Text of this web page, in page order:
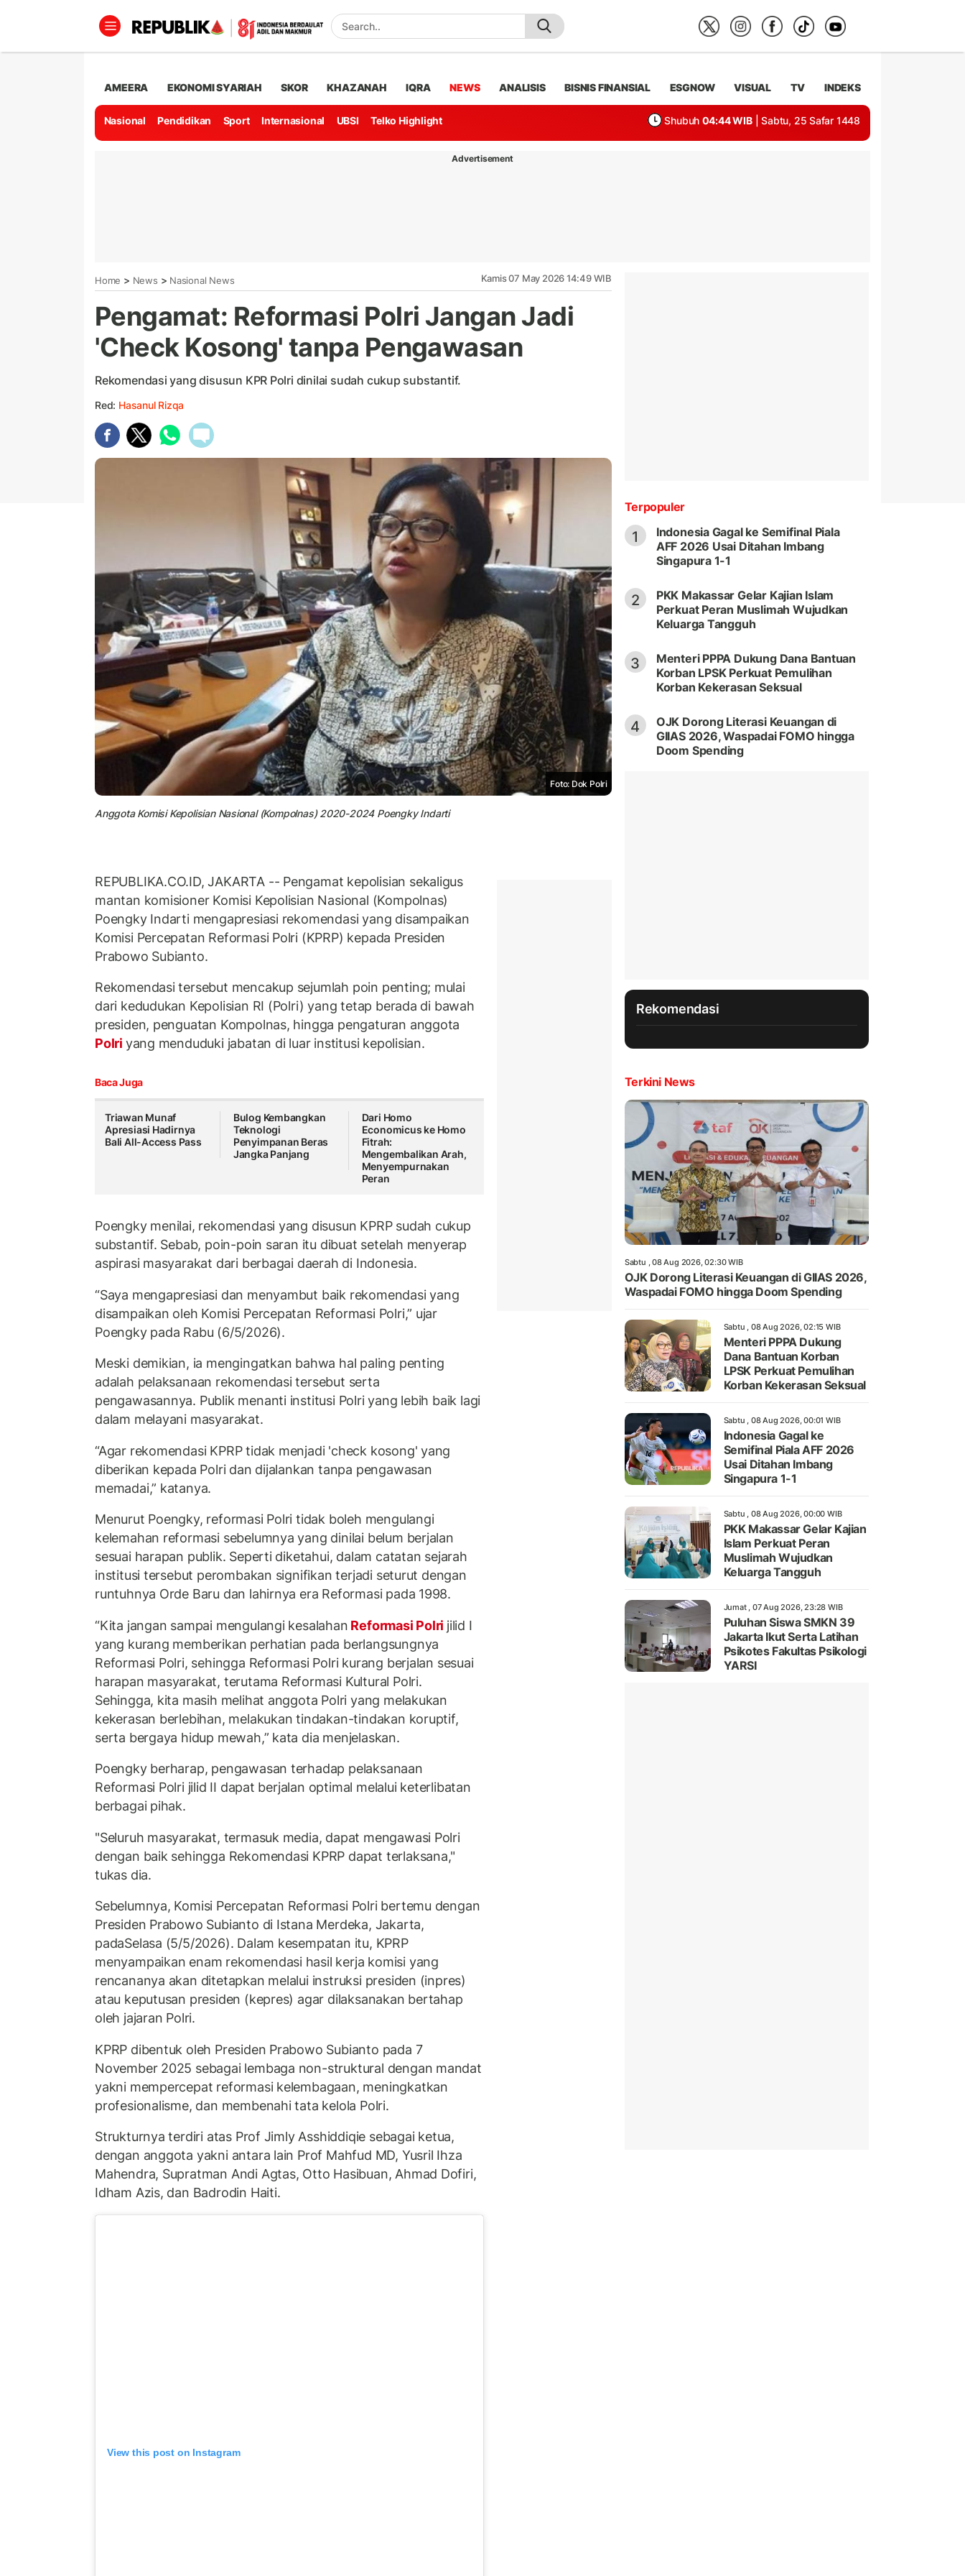
AMEERA EKONOMI SYARIAH SKOR KHAZANAH IQRA NEWS ANALISIS BISNIS FINANSIAL ESGNOW VISUAL TV INDEKS
Nasional Pendidikan Sport Internasional UBSI Telko Highlight Shubuh 04:44 WIB | Sabtu, 25 Safar 1448
Advertisement
Home > News > Nasional News Kamis 07 May 2026 14:49 WIB
Pengamat: Reformasi Polri Jangan Jadi
'Check Kosong' tanpa Pengawasan
Rekomendasi yang disusun KPR Polri dinilai sudah cukup substantif.
Red: Hasanul Rizqa
Foto: Dok Polri
Anggota Komisi Kepolisian Nasional (Kompolnas) 2020-2024 Poengky Indarti
REPUBLIKA.CO.ID, JAKARTA -- Pengamat kepolisian sekaligus
mantan komisioner Komisi Kepolisian Nasional (Kompolnas)
Poengky Indarti mengapresiasi rekomendasi yang disampaikan
Komisi Percepatan Reformasi Polri (KPRP) kepada Presiden
Prabowo Subianto.
Rekomendasi tersebut mencakup sejumlah poin penting; mulai
dari kedudukan Kepolisian RI (Polri) yang tetap berada di bawah
presiden, penguatan Kompolnas, hingga pengaturan anggota
Polri yang menduduki jabatan di luar institusi kepolisian.
Baca Juga
Triawan Munaf
Apresiasi Hadirnya
Bali All-Access Pass
Bulog Kembangkan
Teknologi
Penyimpanan Beras
Jangka Panjang
Dari Homo
Economicus ke Homo
Fitrah:
Mengembalikan Arah,
Menyempurnakan
Peran
Poengky menilai, rekomendasi yang disusun KPRP sudah cukup
substantif. Sebab, poin-poin saran itu dibuat setelah menyerap
aspirasi masyarakat dari berbagai daerah di Indonesia.
“Saya mengapresiasi dan menyambut baik rekomendasi yang
disampaikan oleh Komisi Percepatan Reformasi Polri,” ujar
Poengky pada Rabu (6/5/2026).
Meski demikian, ia mengingatkan bahwa hal paling penting
adalah pelaksanaan rekomendasi tersebut serta
pengawasannya. Publik menanti institusi Polri yang lebih baik lagi
dalam melayani masyarakat.
“Agar rekomendasi KPRP tidak menjadi 'check kosong' yang
diberikan kepada Polri dan dijalankan tanpa pengawasan
memadai,” katanya.
Menurut Poengky, reformasi Polri tidak boleh mengulangi
kelemahan reformasi sebelumnya yang dinilai belum berjalan
sesuai harapan publik. Seperti diketahui, dalam catatan sejarah
institusi tersebut perombakan signifikan terjadi seturut dengan
runtuhnya Orde Baru dan lahirnya era Reformasi pada 1998.
“Kita jangan sampai mengulangi kesalahan Reformasi Polri jilid I
yang kurang memberikan perhatian pada berlangsungnya
Reformasi Polri, sehingga Reformasi Polri kurang berjalan sesuai
harapan masyarakat, terutama Reformasi Kultural Polri.
Sehingga, kita masih melihat anggota Polri yang melakukan
kekerasan berlebihan, melakukan tindakan-tindakan koruptif,
serta bergaya hidup mewah,” kata dia menjelaskan.
Poengky berharap, pengawasan terhadap pelaksanaan
Reformasi Polri jilid II dapat berjalan optimal melalui keterlibatan
berbagai pihak.
"Seluruh masyarakat, termasuk media, dapat mengawasi Polri
dengan baik sehingga Rekomendasi KPRP dapat terlaksana,"
tukas dia.
Sebelumnya, Komisi Percepatan Reformasi Polri bertemu dengan
Presiden Prabowo Subianto di Istana Merdeka, Jakarta,
padaSelasa (5/5/2026). Dalam kesempatan itu, KPRP
menyampaikan enam rekomendasi hasil kerja komisi yang
rencananya akan ditetapkan melalui instruksi presiden (inpres)
atau keputusan presiden (kepres) agar dilaksanakan bertahap
oleh jajaran Polri.
KPRP dibentuk oleh Presiden Prabowo Subianto pada 7
November 2025 sebagai lembaga non-struktural dengan mandat
yakni mempercepat reformasi kelembagaan, meningkatkan
profesionalisme, dan membenahi tata kelola Polri.
Strukturnya terdiri atas Prof Jimly Asshiddiqie sebagai ketua,
dengan anggota yakni antara lain Prof Mahfud MD, Yusril Ihza
Mahendra, Supratman Andi Agtas, Otto Hasibuan, Ahmad Dofiri,
Idham Azis, dan Badrodin Haiti.
View this post on Instagram
Terpopuler
1
Indonesia Gagal ke Semifinal Piala
AFF 2026 Usai Ditahan Imbang
Singapura 1-1
2
PKK Makassar Gelar Kajian Islam
Perkuat Peran Muslimah Wujudkan
Keluarga Tangguh
3
Menteri PPPA Dukung Dana Bantuan
Korban LPSK Perkuat Pemulihan
Korban Kekerasan Seksual
4
OJK Dorong Literasi Keuangan di
GIIAS 2026, Waspadai FOMO hingga
Doom Spending
Rekomendasi
Terkini News
Sabtu , 08 Aug 2026, 02:30 WIB
OJK Dorong Literasi Keuangan di GIIAS 2026,
Waspadai FOMO hingga Doom Spending
Sabtu , 08 Aug 2026, 02:15 WIB
Menteri PPPA Dukung
Dana Bantuan Korban
LPSK Perkuat Pemulihan
Korban Kekerasan Seksual
Sabtu , 08 Aug 2026, 00:01 WIB
Indonesia Gagal ke
Semifinal Piala AFF 2026
Usai Ditahan Imbang
Singapura 1-1
Sabtu , 08 Aug 2026, 00:00 WIB
PKK Makassar Gelar Kajian
Islam Perkuat Peran
Muslimah Wujudkan
Keluarga Tangguh
Jumat , 07 Aug 2026, 23:28 WIB
Puluhan Siswa SMKN 39
Jakarta Ikut Serta Latihan
Psikotes Fakultas Psikologi
YARSI